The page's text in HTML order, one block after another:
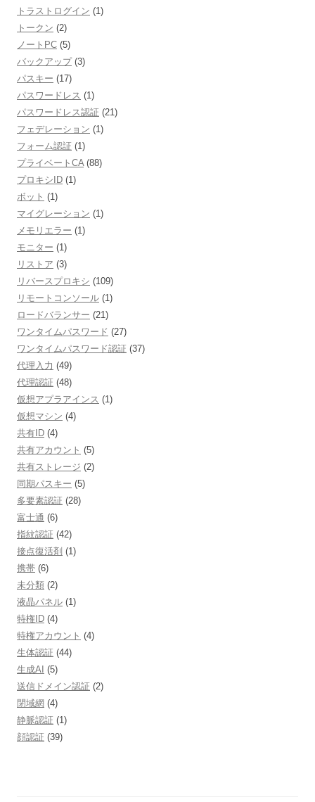
トラストログイン (1)
トークン (2)
ノートPC (5)
バックアップ(3)
パスキー (17)
パスワードレス (1)
パスワードレス認証 (21)
フェデレーション (1)
フォーム認証 (1)
プライベートCA (88)
プロキシID (1)
ボット (1)
マイグレーション (1)
メモリエラー (1)
モニター (1)
リストア (3)
リバースプロキシ (109)
リモートコンソール (1)
ロードバランサー (21)
ワンタイムパスワード (27)
ワンタイムパスワード認証 (37)
代理入力 (49)
代理認証 (48)
仮想アプラアインス (1)
仮想マシン (4)
共有ID (4)
共有アカウント (5)
共有ストレージ (2)
同期パスキー (5)
多要素認証 (28)
富士通 (6)
指紋認証 (42)
接点復活剤 (1)
携帯 (6)
未分類 (2)
液晶パネル (1)
特権ID (4)
特権アカウント (4)
生体認証 (44)
生成AI (5)
送信ドメイン認証 (2)
閉域網 (4)
静脈認証 (1)
顔認証 (39)